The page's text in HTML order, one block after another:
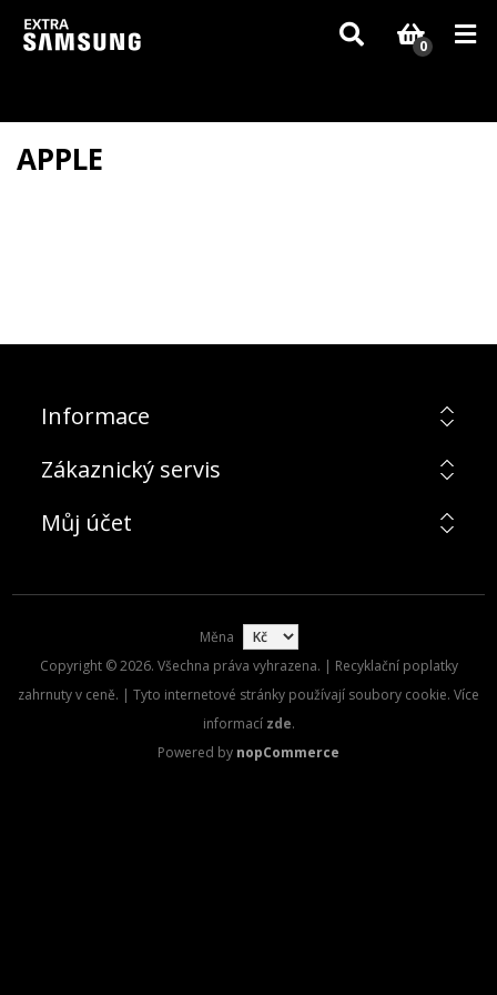
Vzhledem k aktuální situaci se může dodání dílů, které nejsou skladem,
zpozdit. Děkujeme za pochopení.
0
APPLE
Informace
Zákaznický servis
Můj účet
Měna
Copyright © 2026. Všechna práva vyhrazena. | Recyklační poplatky
zahrnuty v ceně. | Tyto internetové stránky používají soubory cookie. Více
informací zde.
Powered by nopCommerce